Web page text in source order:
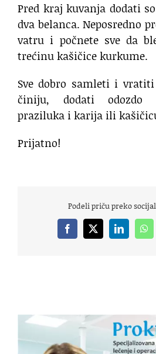
Pred kraj kuvanja dodati
dva belanca. Neposredno
vatru i počnete sve da
trećinu kašičice kurkume.
Sve dobro samleti i
činiju, dodati odozdo
praziluka i karija ili
Prijatno!
Podeli priču preko
Facebook
X LinkedIn